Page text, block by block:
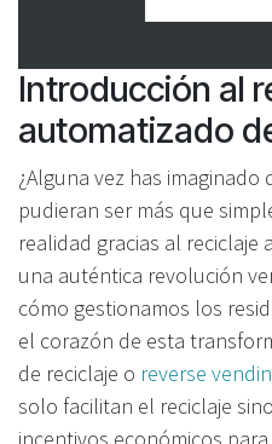
Introducción al
automatizado
¿Alguna vez has
pudieran ser más que
realidad gracias al reciclaje
una auténtica revolución
cómo gestionamos los
el corazón de esta
de reciclaje o reverse
solo facilitan el reciclaje
incentivos económicos